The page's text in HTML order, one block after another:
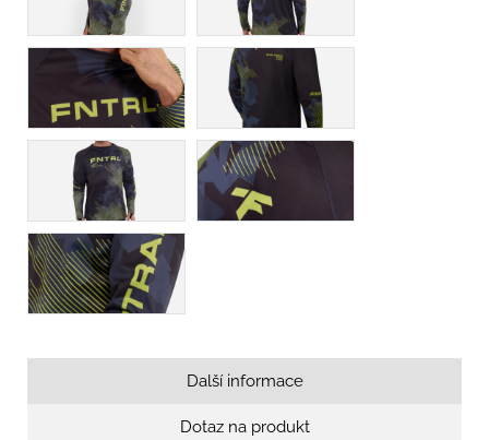
Další informace
Dotaz na produkt